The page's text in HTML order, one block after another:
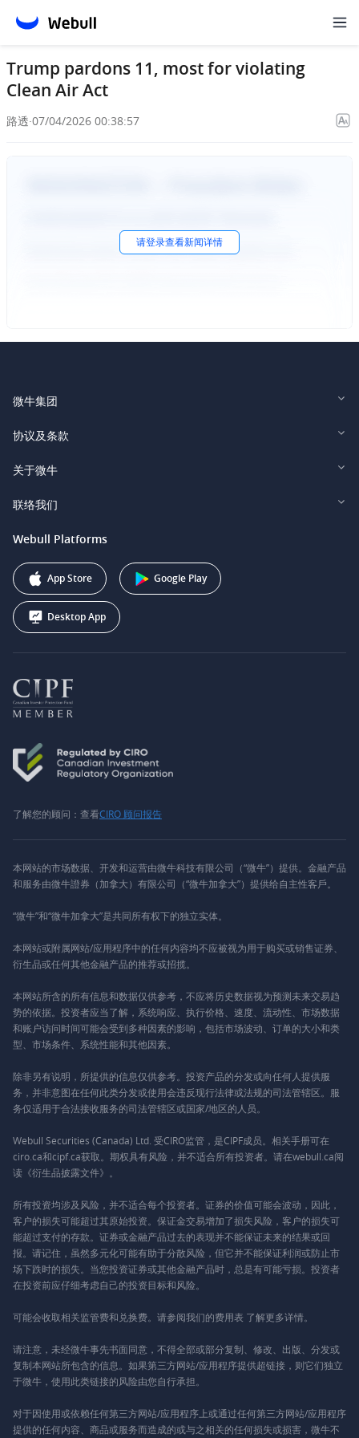
Trump pardons 11, most for violating
Clean Air Act
路透·07/04/2026 00:38:57
请登录查看新闻详情
微牛集团
Webull Financial LLC (US)
Webull Securities South Africa (Pty) Ltd.
Webull Securities (Australia) Pty. Ltd.
Webull Corporation
协议及条款
Legal and Disclosures
关于微牛
投资者关系
联络我们
support@webull.ca
+1 (888) 228-0958
Webull Platforms
App Store Google Play
Desktop App
了解您的顾问：查看CIRO 顾问报告
本网站的市场数据、开发和运营由微牛科技有限公司（“微牛”）提供。金融产品
和服务由微牛證券（加拿大）有限公司（“微牛加拿大”）提供给自主性客戶。
“微牛”和“微牛加拿大”是共同所有权下的独立实体。
本网站或附属网站/应用程序中的任何内容均不应被视为用于购买或销售证券、
衍生品或任何其他金融产品的推荐或招揽。
本网站所含的所有信息和数据仅供参考，不应将历史数据视为预测未来交易趋
势的依据。投资者应当了解，系统响应、执行价格、速度、流动性、市场数据
和账户访问时间可能会受到多种因素的影响，包括市场波动、订单的大小和类
型、市场条件、系统性能和其他因素。
除非另有说明，所提供的信息仅供参考。投资产品的分发或向任何人提供服
务，并非意图在任何此类分发或使用会违反现行法律或法规的司法管辖区。服
务仅适用于合法接收服务的司法管辖区或国家/地区的人员。
Webull Securities (Canada) Ltd. 受CIRO监管，是CIPF成员。相关手册可在
ciro.ca和cipf.ca获取。期权具有风险，并不适合所有投资者。请在webull.ca阅
读《衍生品披露文件》。
所有投资均涉及风险，并不适合每个投资者。证券的价值可能会波动，因此，
客户的损失可能超过其原始投资。保证金交易增加了损失风险，客户的损失可
能超过支付的存款。证券或金融产品过去的表现并不能保证未来的结果或回
报。请记住，虽然多元化可能有助于分散风险，但它并不能保证利润或防止市
场下跌时的损失。当您投资证券或其他金融产品时，总是有可能亏损。投资者
在投资前应仔细考虑自己的投资目标和风险。
可能会收取相关监管费和兑换费。请参阅我们的费用表 了解更多详情。
请注意，未经微牛事先书面同意，不得全部或部分复制、修改、出版、分发或
复制本网站所包含的信息。如果第三方网站/应用程序提供超链接，则它们独立
于微牛，使用此类链接的风险由您自行承担。
对于因使用或依赖任何第三方网站/应用程序上或通过任何第三方网站/应用程序
提供的任何内容、商品或服务而造成的或与之相关的任何损失或损害，微牛不